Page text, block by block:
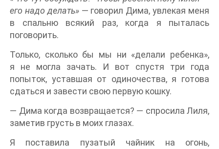
его надо делать»— говорил Дима, увлекая меня
в спальню всякий раз, когда я пыталась
поговорить.
Только, сколько бы мы ни «делали ребенка»,
я не могла зачать. И вот спустя три года
попыток, уставшая от одиночества, я готова
сдаться и завести свою первую кошку.
— Дима когда возвращается? — спросила Лиля,
заметив грусть в моих глазах.
Я поставила пузатый чайник на огонь,